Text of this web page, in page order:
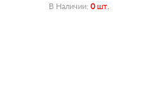
В Наличии: 0 Шт.